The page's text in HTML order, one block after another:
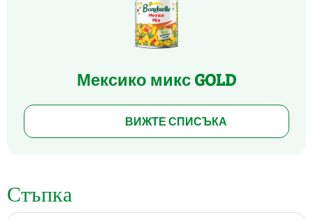
Мексико микс GOLD
ВИЖТЕ СПИСЪКА
Стъпка